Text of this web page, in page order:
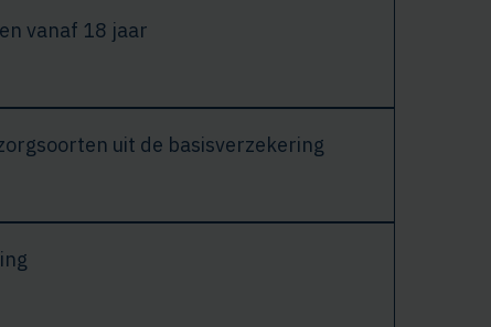
vanaf 18 jaar
uit de basisverzekering